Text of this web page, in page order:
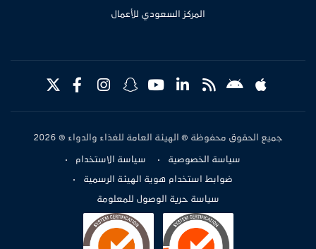
المركز السعودي للأعمال
جميع الحقوق محفوظة © الهيئة العامة للغذاء والدواء © 2026
سياسة الخصوصية سياسة الاستخدام
ضوابط استخدام هوية الهيئة الرسمية
سياسة حرية الوصول للمعلومة